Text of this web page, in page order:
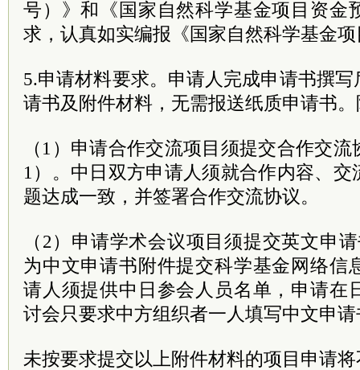
号）》和《国家自然科学基金项目资金
求，认真如实编报《国家自然科学基金
5.申请材料要求。申请人完成申请书撰
请书及附件材料，无需报送纸质申请书
（1）申请合作交流项目须提交合作交
1）。中日双方申请人须就合作内容、
题达成一致，并签署合作交流协议。
（2）申请学术会议项目须提交英文申
为中文申请书附件提交科学基金网络信
请人须提供中日参会人员名单，申请在
讨会只要求中方组织者一人填写中文申
未按要求提交以上附件材料的项目申请